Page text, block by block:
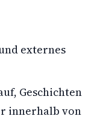
externes
Geschichten
innerhalb von